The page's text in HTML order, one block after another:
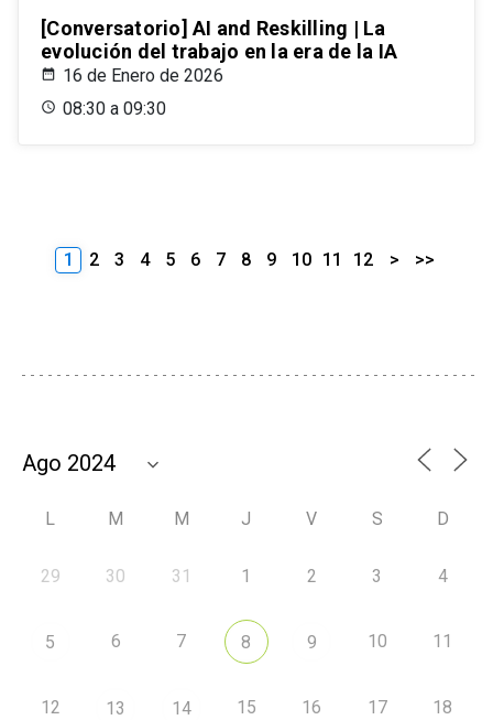
[Conversatorio] AI and Reskilling | La
evolución del trabajo en la era de la IA
16 de Enero de 2026
08:30 a 09:30
1 2 3 4 5 6 7 8 9 10 11 12 > >>
L M M J V S D
29 30 31 1 2 3 4
5 6 7 8 9 10 11
12 13 14 15 16 17 18